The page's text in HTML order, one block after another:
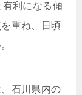
利になる傾
重ね、日頃
石川県内の